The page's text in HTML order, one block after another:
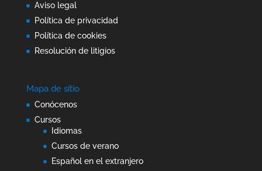
Aviso legal
Política de privacidad
Política de cookies
Resolución de litigios
Mapa de sitio
Conócenos
Cursos
Idiomas
Cursos de verano
Español en el extranjero